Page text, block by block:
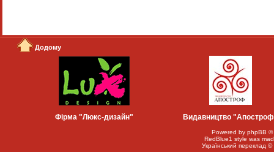
Додому
Фірма "Люкс-дизайн" Видавництво
Powered by phpBB ©
RedBlue1 style was
Український переклад